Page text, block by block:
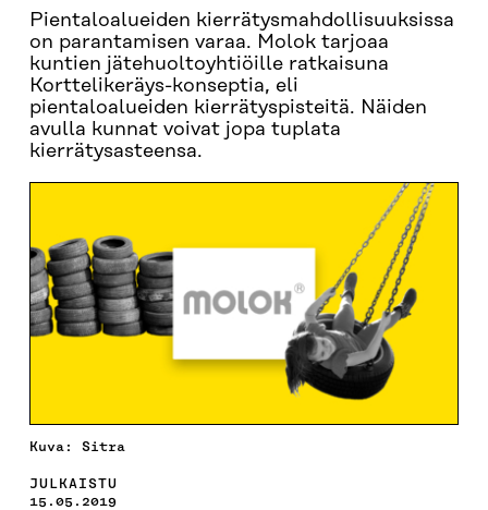
Pientaloalueiden kierrätysmahdollisuuksissa
on parantamisen varaa. Molok tarjoaa
kuntien jätehuoltoyhtiöille ratkaisuna
Korttelikeräys-konseptia, eli
pientaloalueiden kierrätyspisteitä. Näiden
avulla kunnat voivat jopa tuplata
kierrätysasteensa.
Kuva: Sitra
JULKAISTU
15.05.2019